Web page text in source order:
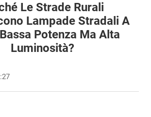
Le Strade Rurali
Lampade Stradali A
Potenza Ma Alta
Luminosità?